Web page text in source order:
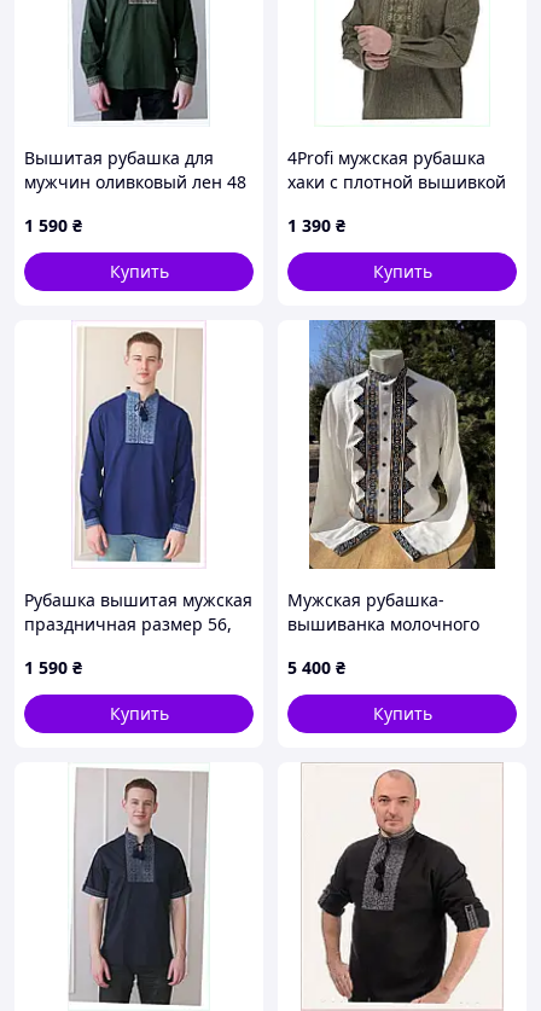
Вышитая рубашка для
мужчин оливковый лен 48
1 590 ₴
Купить
4Profi мужская рубашка
хаки с плотной вышивкой
1 390 ₴
Купить
Рубашка вышитая мужская
праздничная размер 56,
1 590 ₴
Купить
Мужская рубашка-
вышиванка молочного
домотканого полотна и
имеет геометрический
орнамент
5 400 ₴
Купить